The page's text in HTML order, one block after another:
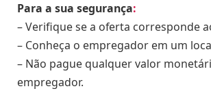
Para a sua segurança:
– Verifique se a oferta corresponde
– Conheça o empregador em um
– Não pague qualquer valor
empregador.